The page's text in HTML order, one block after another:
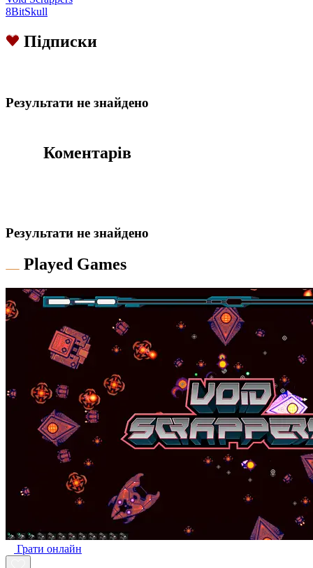
8BitSkull
Підписки
Результати не знайдено
Коментарів
Результати не знайдено
Played Games
Грати онлайн